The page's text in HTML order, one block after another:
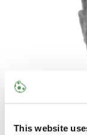
This website